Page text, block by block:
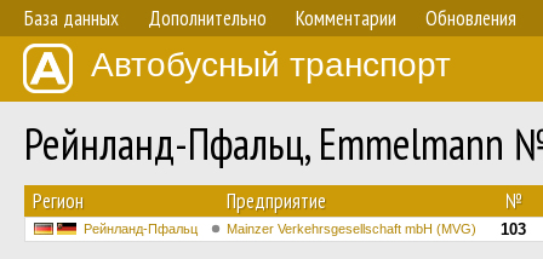
База данных Дополнительно Комментарии Обновления
Автобусный транспорт
Рейнланд-Пфальц, Emmelmann
Регион Предприятие №
Рейнланд-Пфальц Mainzer Verkehrsgesellschaft mbH (MVG) 103